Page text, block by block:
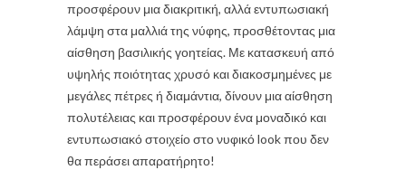
προσφέρουν μια διακριτική, αλλά εντυπωσιακή
λάμψη στα μαλλιά της νύφης, προσθέτοντας μια
αίσθηση βασιλικής γοητείας. Με κατασκευή από
υψηλής ποιότητας χρυσό και διακοσμημένες με
μεγάλες πέτρες ή διαμάντια, δίνουν μια αίσθηση
πολυτέλειας και προσφέρουν ένα μοναδικό και
εντυπωσιακό στοιχείο στο νυφικό look που δεν
θα περάσει απαρατήρητο!